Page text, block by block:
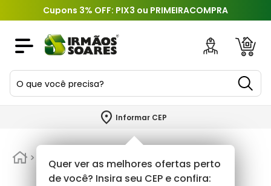
Cupons 3% OFF: PIX3 ou PRIMEIRACOMPRA
O que você precisa?
Informar CEP
Quer ver as melhores ofertas perto
de você? Insira seu CEP e confira:
Portas e Janelas Dobradicas
TERMOS MAIS BUSCADOS
2º
porta